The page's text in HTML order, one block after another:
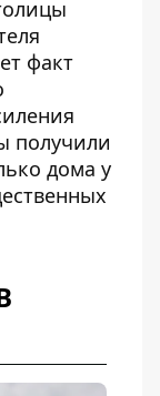
факт
получили
дома у